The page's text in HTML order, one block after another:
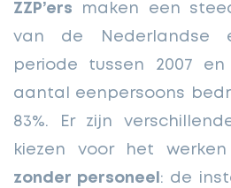
ZZP’ers maken een
van de Nederlandse
periode tussen 2007
aantal eenpersoons
83%. Er zijn
kiezen voor het
zonder personeel : de